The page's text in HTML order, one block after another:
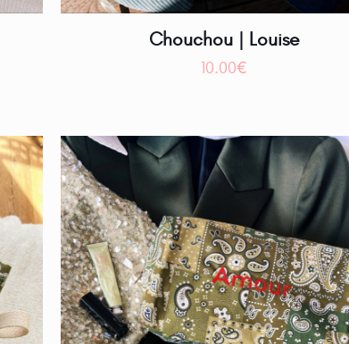
Chouchou | Louise
10.00€